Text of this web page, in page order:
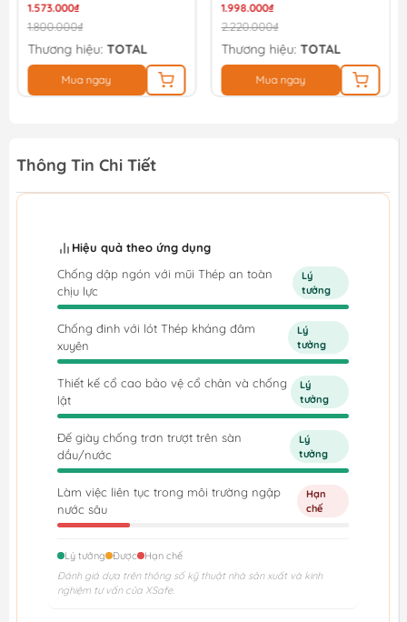
1.573.000₫
1.800.000₫
Thương hiệu: TOTAL
Mua ngay
THKTHP41667
1.998.000₫
2.220.000₫
Thương hiệu:TOTAL
Mua ngay
Thông Tin Chi Tiết
Hiệu quả theo ứng dụng
Chống dập ngón với mũi Thép an toàn
chịu lực
Lý
tưởng
Chống đinh với lót Thép kháng đâm
xuyên
Lý
tưởng
Thiết kế cổ cao bảo vệ cổ chân và chống
lật
Lý
tưởng
Đế giày chống trơn trượt trên sàn
dầu/nước
Lý
tưởng
Làm việc liên tục trong môi trường ngập
nước sâu
Hạn
chế
Lý tưởng Được
Hạn chế
Đánh giá dựa trên thông số kỹ thuật nhà sản xuất và kinh
nghiệm tư vấn của XSafe.